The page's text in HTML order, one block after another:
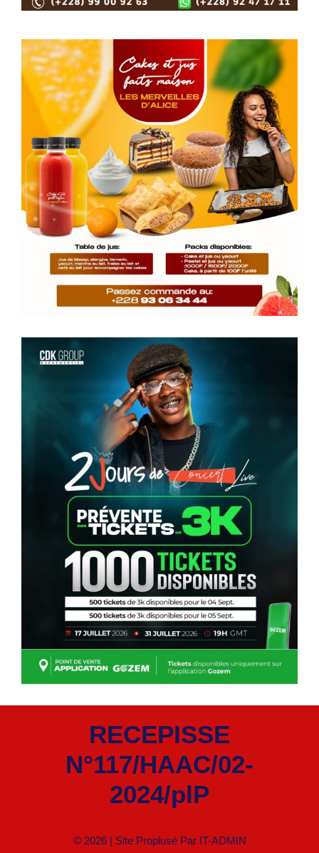
RECEPISSE
N°117/HAAC/02-
2024/plP
© 2026 | Site Proplusé Par IT-ADMIN